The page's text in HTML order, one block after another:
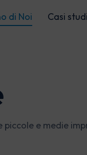
di Noi Casi
piccole e medie